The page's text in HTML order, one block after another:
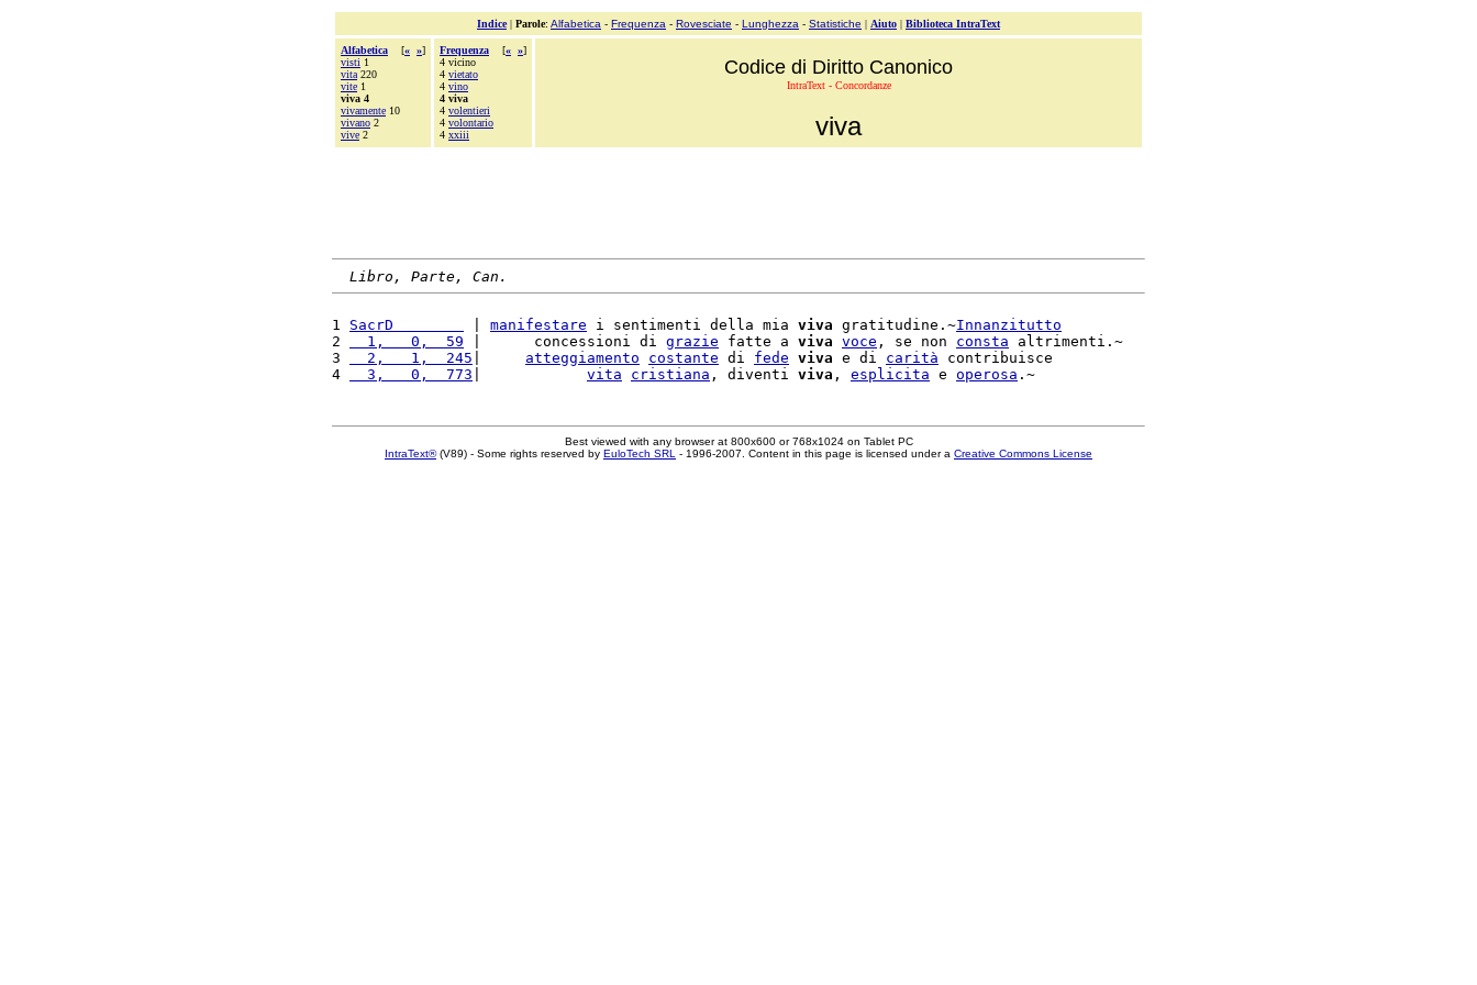
Indice| Parole: Alfabetica - Frequenza - Rovesciate - Lunghezza - Statistiche | Aiuto | Biblioteca IntraText
Alfabetica [« »]
visti 1
vita 220
vite 1
viva 4
vivamente 10
vivano 2
vive 2
Frequenza [« »]
4 vicino
4 vietato
4 vino
4 viva
4 volentieri
4 volontario
4 xxiii
Codice di Diritto Canonico
IntraText - Concordanze
viva
Libro, Parte, Can.
1 SacrD manifestare i sentimenti della mia viva gratitudine.~Innanzitutto
2
  1,   0,  59
|      concessioni di grazie fatte a viva voce , se non consta altrimenti.~
3
  2,   1,  245
atteggiamento costante di fede viva e di carità contribuisce
4
  3,   0,  773
vita cristiana , diventi viva , esplicita e operosa
Best viewed with any browser at 800x600 or 768x1024 on Tablet PC
IntraText®(V89) - Some rights reserved by EuloTech SRL - 1996-2007. Content in this page is licensed under a Creative Commons License